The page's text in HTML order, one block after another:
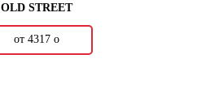
OLD STREET
от 4317 о